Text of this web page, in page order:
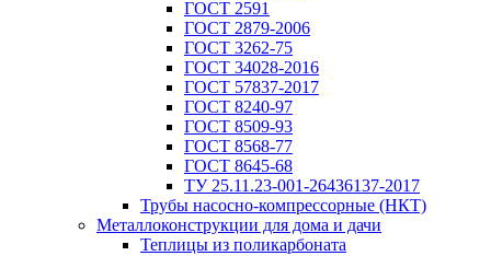
ГОСТ 2591
ГОСТ 2879-2006
ГОСТ 3262-75
ГОСТ 34028-2016
ГОСТ 57837-2017
ГОСТ 8240-97
ГОСТ 8509-93
ГОСТ 8568-77
ГОСТ 8645-68
ТУ 25.11.23-001-26436137-2017
Трубы насосно-компрессорные (НКТ)
Металлоконструкции для дома и дачи
Теплицы из поликарбоната